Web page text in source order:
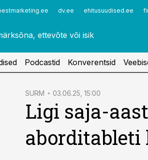
dv.ee ehitusuudised.ee
Podcastid Konverentsid
SURM 03.06.25, 15:00
Ligi saja-
aborditableti